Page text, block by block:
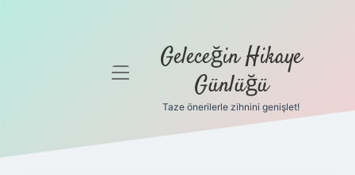
Gizlilik
menüyü Geleceğin Hikaye
Günlüğü
Taze önerilerle zihnini genişlet!